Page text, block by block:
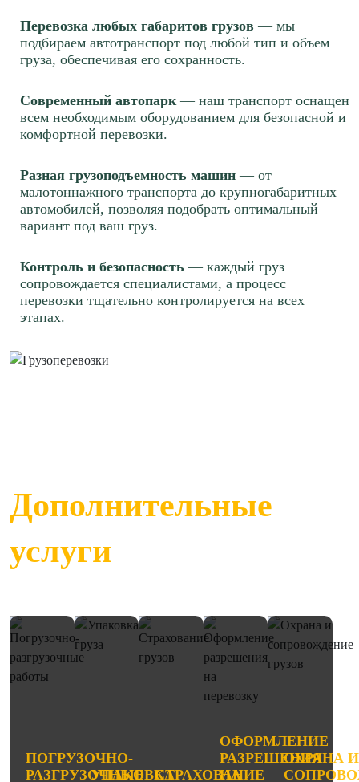
Перевозка любых габаритов грузов — мы
подбираем автотранспорт под любой тип и объем
груза, обеспечивая его сохранность.
Современный автопарк— наш транспорт оснащен
всем необходимым оборудованием для безопасной и
комфортной перевозки.
Разная грузоподъемность машин — от
малотоннажного транспорта до крупногабаритных
автомобилей, позволяя подобрать оптимальный
вариант под ваш груз.
Контроль и безопасность — каждый груз
сопровождается специалистами, а процесс
перевозки тщательно контролируется на всех
этапах.
Дополнительные
услуги
ПОГРУЗОЧНО-
РАЗГРУЗОЧНЫЕ
УПАКОВКАСТРАХОВАНИЕ
ОФОРМЛЕНИЕ
РАЗРЕШЕНИЯ
НА
ОХРАНА И